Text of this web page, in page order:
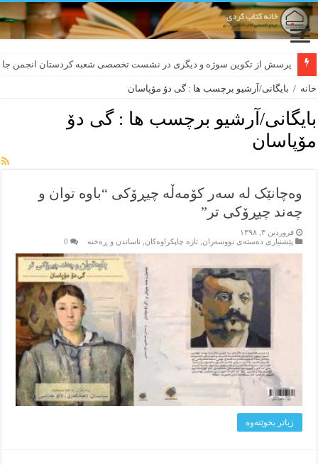
پرسش از تکوین سوژه و دیگری در نشست تخصصی شعبه کردستان انجمن
لەسەر کێشی ڕوباعی و به نەغمەی قەڵەمی «ئالی»
خانه / بایگانی/آرشیو برچسب ها : گی دۆ مۆپاسان
بایگانی/آرشیو برچسب ها :گی دۆ
مۆپاسان
وەچانێک لە سەر کۆمەڵە چیڕۆکی “باوە توان و
چەند چیڕۆکی تر”
فروردین ۳, ۱۳۹۸
پێشنیاری ده‌سته‌ی نووسه‌ران ,تازه‌ چاپکراوه‌کان ناساندن و ڕه‌خنه‌ 0
زیاتر بخوێنه‌وه‌